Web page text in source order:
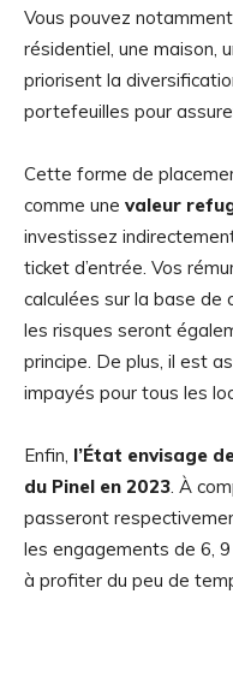
Vous pouvez
résidentiel, une maison,
priorisent la
portefeuilles pour
Cette forme de
comme une valeur
investissez
ticket d’entrée. Vos
calculées sur la base de
les risques seront
principe. De plus, il est
impayés pour tous les
Enfin, l’État envisage
du Pinel en 2023. À
passeront
les engagements de 6,
à profiter du peu de